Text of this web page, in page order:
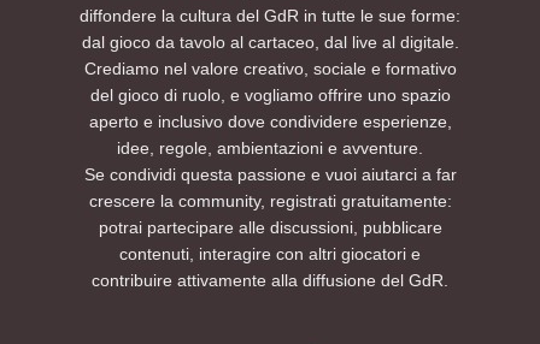
diffondere la cultura del GdR in tutte le sue forme:
dal gioco da tavolo al cartaceo, dal live al digitale.
Crediamo nel valore creativo, sociale e formativo
del gioco di ruolo, e vogliamo offrire uno spazio
aperto e inclusivo dove condividere esperienze,
idee, regole, ambientazioni e avventure.
Se condividi questa passione e vuoi aiutarci a far
crescere la community, registrati gratuitamente:
potrai partecipare alle discussioni, pubblicare
contenuti, interagire con altri giocatori e
contribuire attivamente alla diffusione del GdR.